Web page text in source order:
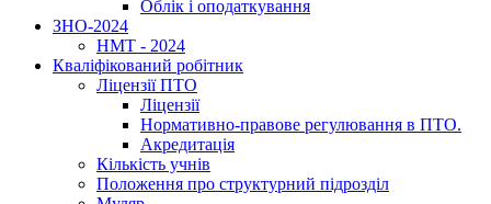
Облік і оподаткування
ЗНО-2024
НМТ - 2024
Кваліфікований робітник
Ліцензії ПТО
Ліцензії
Нормативно-правове регулювання в ПТО.
Акредитація
Кількість учнів
Положення про структурний підрозділ